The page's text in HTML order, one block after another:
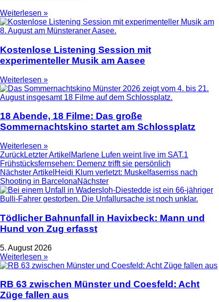
Weiterlesen »
Kostenlose Listening Session mit
experimenteller Musik am Aasee
Weiterlesen »
18 Abende, 18 Filme: Das große
Sommernachtskino startet am Schlossplatz
Weiterlesen »
ZurückLetzter Artikel Marlene Lufen weint live im SAT.1
Frühstücksfernsehen: Demenz trifft sie persönlich
Nächster Artikel Heidi Klum verletzt: Muskelfaserriss nach
Shooting in BarcelonaNächster
Tödlicher Bahnunfall in Havixbeck: Mann und
Hund von Zug erfasst
5. August 2026
Weiterlesen »
RB 63 zwischen Münster und Coesfeld: Acht
Züge fallen aus